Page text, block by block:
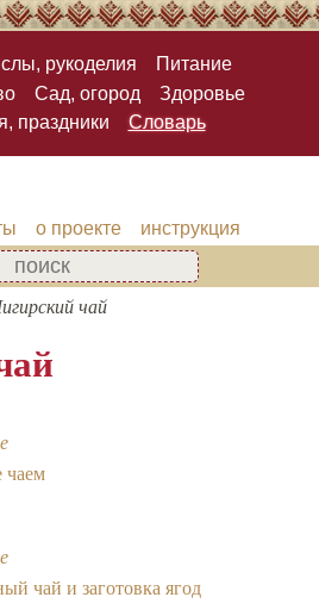
рукоделия
Питание
Сад, огород
Здоровье
праздники
Словарь
о проекте инструкция
чай
чаем
чай и заготовка ягод